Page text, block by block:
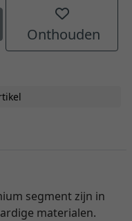
Onthouden
segment zijn in
materialen.